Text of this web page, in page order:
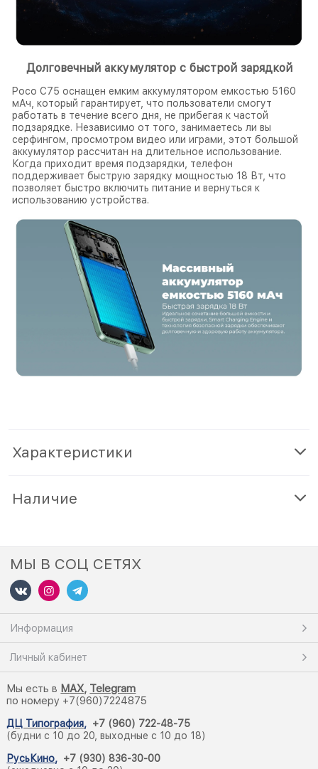
Долговечный аккумулятор с быстрой зарядкой
Poco C75 оснащен емким аккумулятором емкостью 5160
мАч, который гарантирует, что пользователи смогут
работать в течение всего дня, не прибегая к частой
подзарядке. Независимо от того, занимаетесь ли вы
серфингом, просмотром видео или играми, этот большой
аккумулятор рассчитан на длительное использование.
Когда приходит время подзарядки, телефон
поддерживает быструю зарядку мощностью 18 Вт, что
позволяет быстро включить питание и вернуться к
использованию устройства.
Характеристики
Наличие
МЫ В СОЦ СЕТЯХ
Информация
Личный кабинет
Мы есть в MAX, Telegram
по номеру +7(960)7224875
ДЦ Типография, +7 (960) 722-48-75
(будни с 10 до 20, выходные с 10 до 18)
РусьКино, +7 (930) 836-30-00